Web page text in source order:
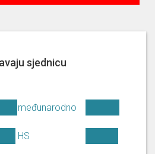
sjednicu
međunarodno
HS